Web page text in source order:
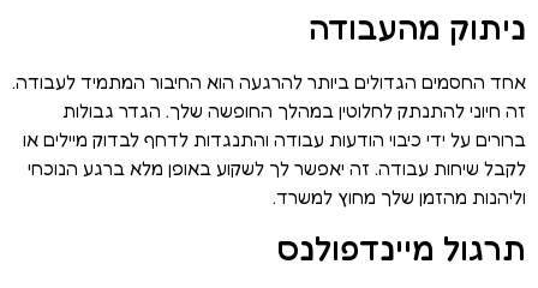
ניתוק מהעבודה
אחד החסמים הגדולים ביותר להרגעה הוא החיבור המתמיד לעבודה.
זה חיוני להתנתק לחלוטין במהלך החופשה שלך. הגדר גבולות
ברורים על ידי כיבוי הודעות עבודה והתנגדות לדחף לבדוק מיילים או
לקבל שיחות עבודה. זה יאפשר לך לשקוע באופן מלא ברגע הנוכחי
וליהנות מהזמן שלך מחוץ למשרד.
תרגול מיינדפולנס